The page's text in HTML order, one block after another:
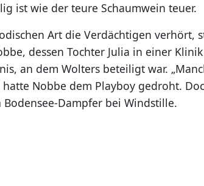
ist wie der teure Schaumwein teuer.
Art die Verdächtigen verhört,
dessen Tochter Julia in einer
an dem Wolters beteiligt war.
Nobbe dem Playboy gedroht.
Dampfer bei Windstille.